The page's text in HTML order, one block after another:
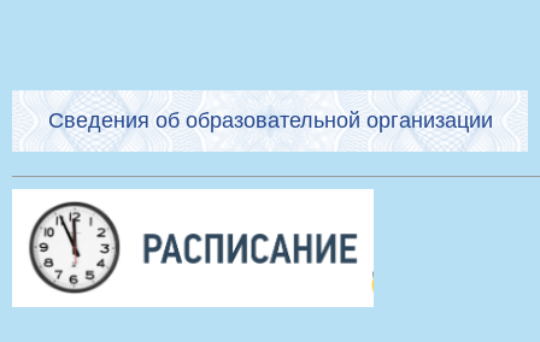
Сведения об образовательной организации